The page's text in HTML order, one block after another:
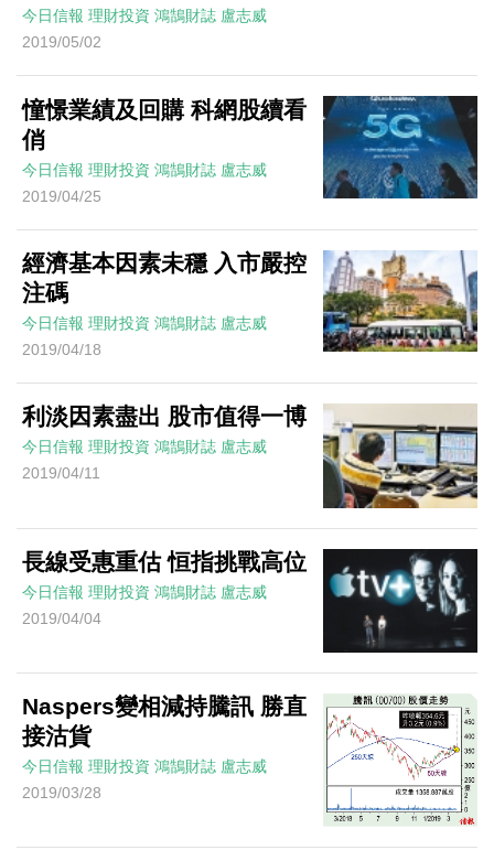
今日信報 理財投資 鴻鵠財誌 盧志威
2019/05/02
憧憬業績及回購 科網股續看
俏
今日信報 理財投資 鴻鵠財誌 盧志威
2019/04/25
經濟基本因素未穩 入市嚴控
注碼
今日信報 理財投資 鴻鵠財誌 盧志威
2019/04/18
利淡因素盡出 股市值得一博
今日信報 理財投資 鴻鵠財誌 盧志威
2019/04/11
長線受惠重估 恒指挑戰高位
今日信報 理財投資 鴻鵠財誌 盧志威
2019/04/04
Naspers變相減持騰訊 勝直
接沽貨
今日信報 理財投資 鴻鵠財誌 盧志威
2019/03/28